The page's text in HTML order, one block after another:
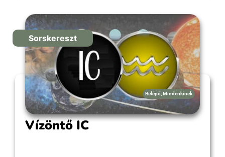
és
Sorskereszt
Belépő Mindenkinek
Vízöntő IC